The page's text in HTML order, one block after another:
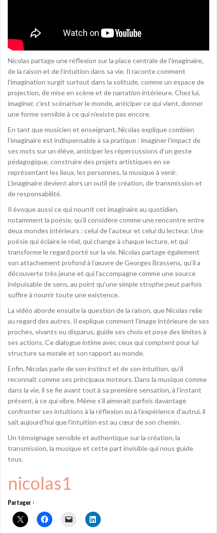
Nicolas partage une réflexion sur la place centrale de l’imaginaire,
de la raison et de l’intuition dans sa vie. Il raconte comment
l’imagination surgit surtout dans la solitude, comme un espace de
projection, de mise en scène et de narration intérieure. Chez lui,
imaginer, c’est scénariser le monde, anticiper ce qui vient, donner
une forme sensible à ce qui n’existe pas encore.
En tant que musicien et enseignant, Nicolas explique combien
l’imaginaire est indispensable à sa pratique : imaginer l’impact de
ses mots sur un élève, anticiper les répercussions d’un geste
pédagogique, construire des projets artistiques en se
représentant les lieux, les personnes, la musique à venir.
L’imaginaire devient alors un outil de création, de transmission et
de responsabilité.
Il évoque aussi ce qui nourrit cet imaginaire au quotidien,
notamment la poésie, qu’il considère comme une rencontre entre
deux mondes intérieurs : celui de l’auteur et celui du lecteur. Une
poésie qui éclaire le réel, qui change à chaque lecture, et qui
transforme le regard porté sur la vie. Nicolas partage également
son attachement profond à l’œuvre de Georges Brassens, qu’il a
découverte très jeune et qui l’accompagne comme une source
inépuisable de sens, au point qu’une simple strophe peut parfois
suffire à nourrir toute une existence.
La vidéo aborde ensuite la question de la raison, que Nicolas relie
au regard des autres. Il explique comment l’image intérieure de ses
proches, vivants ou disparus, guide ses choix et pose des limites à
ses actions. Ce dialogue intime avec ceux qui comptent pour lui
structure sa morale et son rapport au monde.
Enfin, Nicolas parle de son instinct et de son intuition, qu’il
reconnaît comme ses principaux moteurs. Dans la musique comme
dans la vie, il se fie avant tout à sa première sensation, à l’instant
présent, à ce qui vibre. Même s’il aimerait parfois davantage
confronter ses intuitions à la réflexion ou à l’expérience d’autrui, il
sait aujourd’hui que l’intuition est au cœur de son chemin.
Un témoignage sensible et authentique sur la création, la
transmission, la musique et cette part invisible qui nous guide
tous.
nicolas1
Partager :